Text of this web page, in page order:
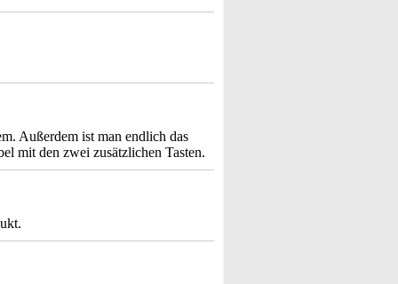
Außerdem ist man endlich das
mit den zwei zusätzlichen Tasten.